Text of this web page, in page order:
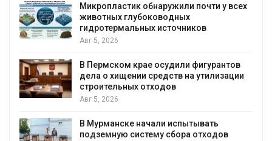
Микропластик обнаружили почти у всех
животных глубоководных
гидротермальных источников
Авг 5, 2026
В Пермском крае осудили фигурантов
дела о хищении средств на утилизации
строительных отходов
Авг 5, 2026
В Мурманске начали испытывать
подземную систему сбора отходов